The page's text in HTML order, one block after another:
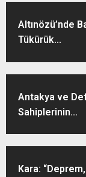
Altınözü’nde
Tükürük...
Antakya ve
Sahiplerinin...
Kara: